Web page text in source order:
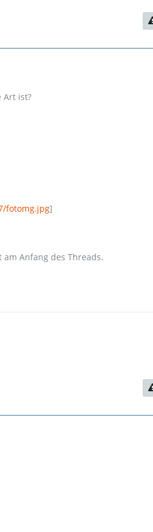
Art ist?
fotomg.jpg]
Anfang des Threads.